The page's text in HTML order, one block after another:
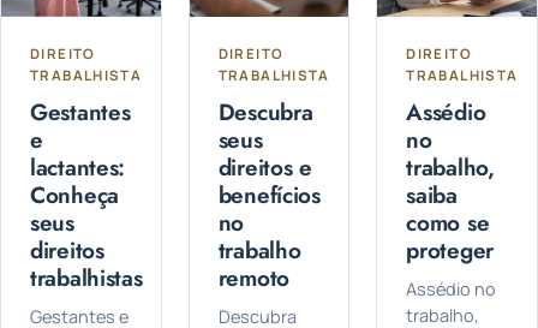
DIREITO
TRABALHISTA
Gestantes
e
lactantes:
Conheça
seus
direitos
trabalhistas
Gestantes e
DIREITO
TRABALHISTA
Descubra
seus
direitos e
benefícios
no
trabalho
remoto
Descubra
DIREITO
TRABALHISTA
Assédio
no
trabalho,
saiba
como se
proteger
Assédio no
trabalho,